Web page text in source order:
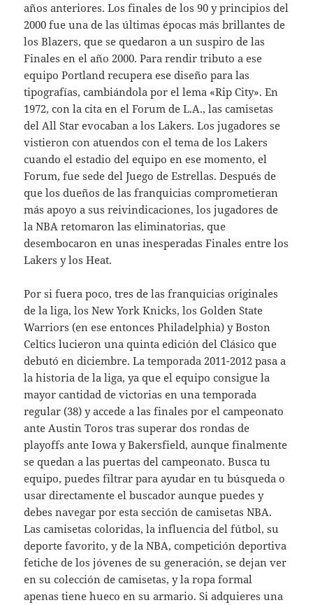
años anteriores. Los finales de los 90 y principios del
2000 fue una de las últimas épocas más brillantes de
los Blazers, que se quedaron a un suspiro de las
Finales en el año 2000. Para rendir tributo a ese
equipo Portland recupera ese diseño para las
tipografías, cambiándola por el lema «Rip City». En
1972, con la cita en el Forum de L.A., las camisetas
del All Star evocaban a los Lakers. Los jugadores se
vistieron con atuendos con el tema de los Lakers
cuando el estadio del equipo en ese momento, el
Forum, fue sede del Juego de Estrellas. Después de
que los dueños de las franquicias comprometieran
más apoyo a sus reivindicaciones, los jugadores de
la NBA retomaron las eliminatorias, que
desembocaron en unas inesperadas Finales entre los
Lakers y los Heat.
Por si fuera poco, tres de las franquicias originales
de la liga, los New York Knicks, los Golden State
Warriors (en ese entonces Philadelphia) y Boston
Celtics lucieron una quinta edición del Clásico que
debutó en diciembre. La temporada 2011-2012 pasa a
la historia de la liga, ya que el equipo consigue la
mayor cantidad de victorias en una temporada
regular (38) y accede a las finales por el campeonato
ante Austin Toros tras superar dos rondas de
playoffs ante Iowa y Bakersfield, aunque finalmente
se quedan a las puertas del campeonato. Busca tu
equipo, puedes filtrar para ayudar en tu búsqueda o
usar directamente el buscador aunque puedes y
debes navegar por esta sección de camisetas NBA.
Las camisetas coloridas, la influencia del fútbol, su
deporte favorito, y de la NBA, competición deportiva
fetiche de los jóvenes de su generación, se dejan ver
en su colección de camisetas, y la ropa formal
apenas tiene hueco en su armario. Si adquieres una